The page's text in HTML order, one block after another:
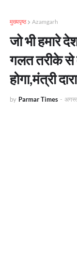
मुख्यपृष्ठ Azamgarh
जो भी हमारे
गलत तरीके से
होगा,मंत्री
by Parmar Times -